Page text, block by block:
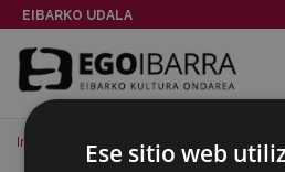
EIBARKO UDALA
Inicio Noticias Imagenes
Ese sitio web